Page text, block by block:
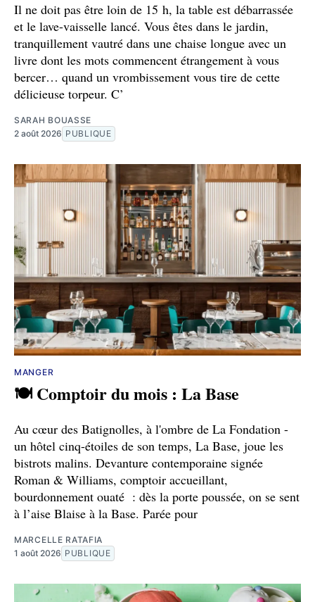
Il ne doit pas être loin de 15 h, la table est débarrassée
et le lave-vaisselle lancé. Vous êtes dans le jardin,
tranquillement vautré dans une chaise longue avec un
livre dont les mots commencent étrangement à vous
bercer… quand un vrombissement vous tire de cette
délicieuse torpeur. C’
SARAH BOUASSE
2 août 2026 PUBLIQUE
MANGER
🍽️ Comptoir du mois : La Base
Au cœur des Batignolles, à l'ombre de La Fondation -
un hôtel cinq-étoiles de son temps, La Base, joue les
bistrots malins. Devanture contemporaine signée
Roman & Williams, comptoir accueillant,
bourdonnement ouaté : dès la porte poussée, on se sent
à l’aise Blaise à la Base. Parée pour
MARCELLE RATAFIA
1 août 2026 PUBLIQUE